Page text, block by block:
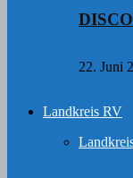
22. Juni
Landkreis RV